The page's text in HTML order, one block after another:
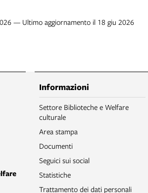
— Ultimo aggiornamento il 18 giu 2026
Informazioni
Settore Biblioteche e Welfare
culturale
Area stampa
Documenti
Seguici sui social
Statistiche
Trattamento dei dati personali